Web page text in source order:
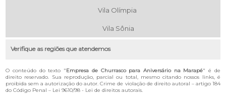
Vila Olímpia
Vila Sônia
Verifique as regiões que atendemos
O conteúdo do texto "Empresa de Churrasco para Aniversário na Marapé" é de
direito reservado. Sua reprodução, parcial ou total, mesmo citando nossos links, é
proibida sem a autorização do autor. Crime de violação de direito autoral – artigo 184
do Código Penal – Lei 9610/98 - Lei de direitos autorais.